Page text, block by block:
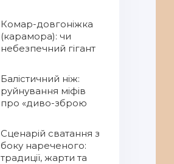
правил
застосування
Комар-довгоніжка
(карамора): чи
небезпечний гігант
Балістичний ніж:
руйнування міфів
про «диво-зброю
Сценарій сватання з
боку нареченого:
традиції, жарти та